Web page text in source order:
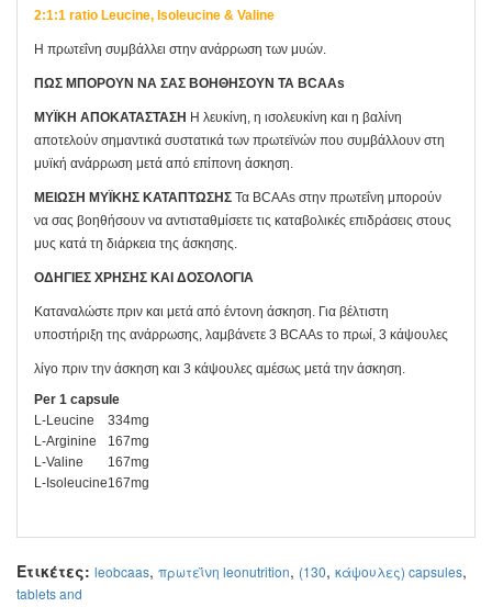
2:1:1 ratio Leucine, Isoleucine & Valine
Η πρωτεΐνη συμβάλλει στην ανάρρωση των μυών.
ΠΩΣ ΜΠΟΡΟΥΝ ΝΑ ΣΑΣ ΒΟΗΘΗΣΟΥΝ ΤΑ BCAAs
ΜΥΪΚΗ ΑΠΟΚΑΤΑΣΤΑΣΗ Η λευκίνη, η ισολευκίνη και η βαλίνη
αποτελούν σημαντικά συστατικά των πρωτεϊνών που συμβάλλουν στη
μυϊκή ανάρρωση μετά από επίπονη άσκηση.
ΜΕΙΩΣΗ ΜΥΪΚΗΣ ΚΑΤΑΠΤΩΣΗΣ Τα BCAAs στην πρωτεΐνη μπορούν
να σας βοηθήσουν να αντισταθμίσετε τις καταβολικές επιδράσεις στους
μυς κατά τη διάρκεια της άσκησης.
ΟΔΗΓΙΕΣ ΧΡΗΣΗΣ ΚΑΙ ΔΟΣΟΛΟΓΙΑ
Καταναλώστε πριν και μετά από έντονη άσκηση. Για βέλτιστη
υποστήριξη της ανάρρωσης, λαμβάνετε 3 BCAAs το πρωί, 3 κάψουλες
λίγο πριν την άσκηση και 3 κάψουλες αμέσως μετά την άσκηση.
Per 1 capsule
L-Leucine
334mg
L-Arginine
167mg
L-Valine
167mg
L-Isoleucine167mg
Ετικέτες: leobcaas, πρωτεΐνη leonutrition, (130, κάψουλες) capsules,
tablets and